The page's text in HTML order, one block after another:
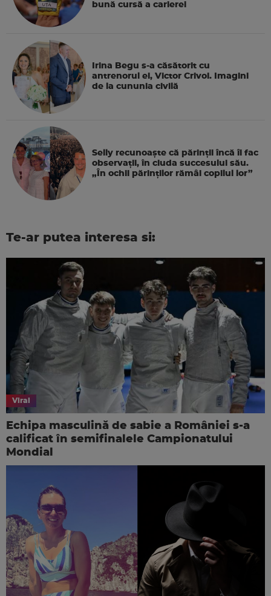
bună cursă a carierei
Irina Begu s-a căsătorit cu
antrenorul ei, Victor Crivoi. Imagini
de la cununia civilă
Selly recunoaște că părinții încă îi fac
observații, în ciuda succesului său.
„În ochii părinților rămâi copilul lor”
Te-ar putea interesa si:
Viral
Echipa masculină de sabie a României s-a
calificat în semifinalele Campionatului
Mondial